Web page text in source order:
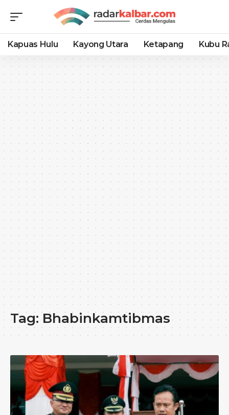
Kapuas Hulu Kayong Utara Ketapang Kubu
Tag:Bhabinkamtibmas